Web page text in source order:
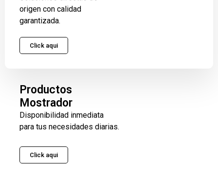
origen con calidad
garantizada.
Click aqui
Productos
Mostrador
Disponibilidad inmediata
para tus necesidades diarias.
Click aqui